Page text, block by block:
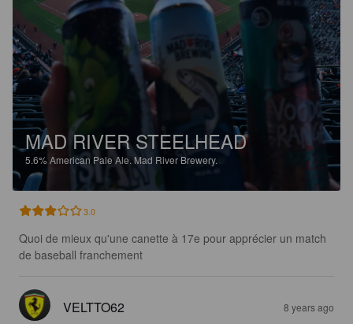
MAD RIVER STEELHEAD
5.6%American Pale Ale.Mad River Brewery.
3.0
Quoi de mieux qu'une canette à 17e pour apprécier un match
de baseball franchement
VELTTO62 8 years ago